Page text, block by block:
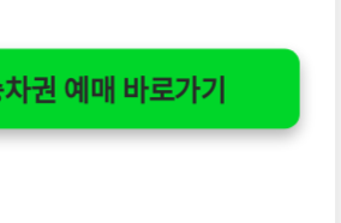
권 예매 바로가기